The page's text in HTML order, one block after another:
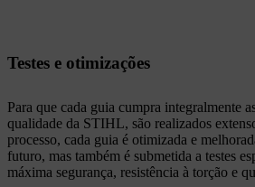
Testes e otimizações
Para que cada guia cumpra integralmente
qualidade da STIHL, são realizados
processo, cada guia é otimizada e
futuro, mas também é submetida a testes
máxima segurança, resistência à torção e